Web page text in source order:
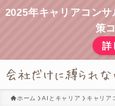
2025年キャリアコン
策
詳
ホーム AIとキャリア キャリア